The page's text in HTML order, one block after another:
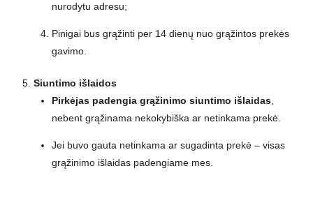
nurodytu adresu;
Pinigai bus grąžinti per 14 dienų nuo grąžintos prekės
gavimo.
5. Siuntimo išlaidos
Pirkėjas padengia grąžinimo siuntimo išlaidas,
nebent grąžinama nekokybiška ar netinkama prekė.
Jei buvo gauta netinkama ar sugadinta prekė – visas
grąžinimo išlaidas padengiame mes.